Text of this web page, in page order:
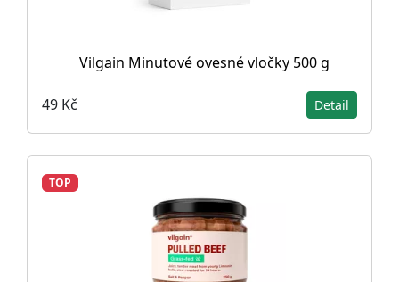
Vilgain Minutové ovesné vločky 500 g
49 Kč Detail
TOP